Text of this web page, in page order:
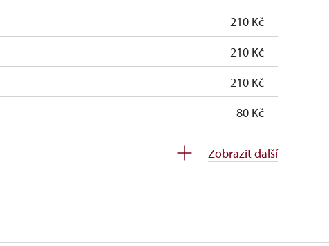
210 Kč
210 Kč
210 Kč
80 Kč
Zobrazit další